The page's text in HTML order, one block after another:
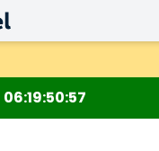
06195056